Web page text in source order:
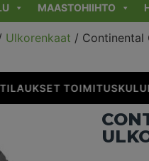
MAASTOHIIHTO
Ulkorenkaat / Continental